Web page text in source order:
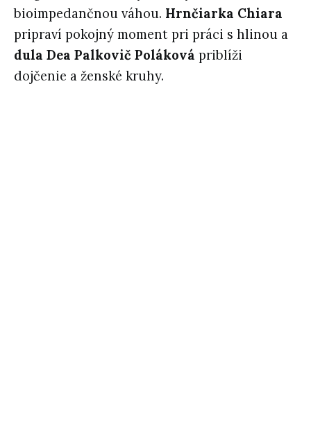
bioimpedančnou váhou. Hrnčiarka Chiara
pripraví pokojný moment pri práci s hlinou a
dula Dea Palkovič Poláková priblíži
dojčenie a ženské kruhy.